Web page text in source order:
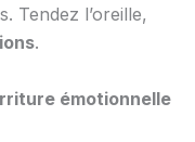
Tendez l’oreille,
.
émotionnelle